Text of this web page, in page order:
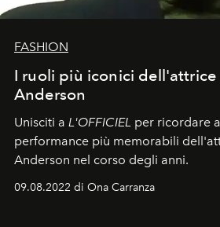
FASHION
I ruoli più iconici dell'attrice
Anderson
Unisciti a L'OFFICIEL per ricordare
performance più memorabili
Anderson nel corso degli anni.
09.08.2022 di Ona Carranza